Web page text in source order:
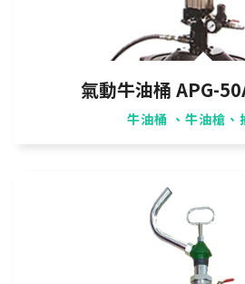
氣動牛油桶 APG-
牛油桶 、牛油槍、